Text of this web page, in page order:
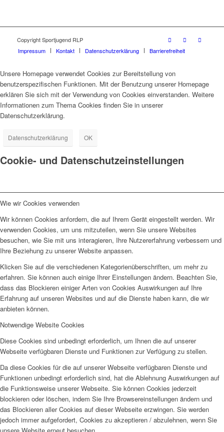
Copyright Sportjugend RLP
Impressum
Kontakt Datenschutzerklärung Barrierefreiheit
Unsere Homepage verwendet Cookies zur Bereitstellung von
benutzerspezifischen Funktionen. Mit der Benutzung unserer Homepage
erklären Sie sich mit der Verwendung von Cookies einverstanden. Weitere
Informationen zum Thema Cookies finden Sie in unserer
Datenschutzerklärung.
Datenschutzerklärung OK
Cookie- und Datenschutzeinstellungen
Wie wir Cookies verwenden
Wir können Cookies anfordern, die auf Ihrem Gerät eingestellt werden. Wir
verwenden Cookies, um uns mitzuteilen, wenn Sie unsere Websites
besuchen, wie Sie mit uns interagieren, Ihre Nutzererfahrung verbessern und
Ihre Beziehung zu unserer Website anpassen.
Klicken Sie auf die verschiedenen Kategorienüberschriften, um mehr zu
erfahren. Sie können auch einige Ihrer Einstellungen ändern. Beachten Sie,
dass das Blockieren einiger Arten von Cookies Auswirkungen auf Ihre
Erfahrung auf unseren Websites und auf die Dienste haben kann, die wir
anbieten können.
Notwendige Website Cookies
Diese Cookies sind unbedingt erforderlich, um Ihnen die auf unserer
Webseite verfügbaren Dienste und Funktionen zur Verfügung zu stellen.
Da diese Cookies für die auf unserer Webseite verfügbaren Dienste und
Funktionen unbedingt erforderlich sind, hat die Ablehnung Auswirkungen auf
die Funktionsweise unserer Webseite. Sie können Cookies jederzeit
blockieren oder löschen, indem Sie Ihre Browsereinstellungen ändern und
das Blockieren aller Cookies auf dieser Webseite erzwingen. Sie werden
jedoch immer aufgefordert, Cookies zu akzeptieren / abzulehnen, wenn Sie